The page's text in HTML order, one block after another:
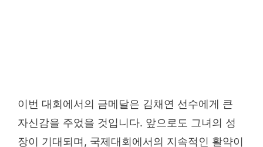
이번 대회에서의 금메달은 김채연 선수에게 큰
자신감을 주었을 것입니다. 앞으로도 그녀의 성
장이 기대되며, 국제대회에서의 지속적인 활약이